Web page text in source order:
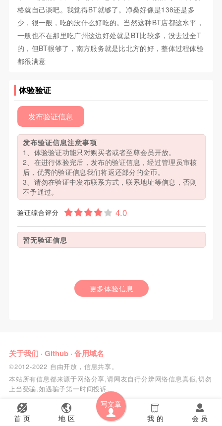
首 页 地 区
写文章
会 员
我 的
格就自己谈吧。我觉得BT就够了。净桑好像是138还是多
少，很一般，吃的没什么好吃的。当然这种BT店都这水平，
一般也不在那里吃广州这边好处就是BT比较多，没去过全T
的，但BT很够了，南方服务就是比北方的好，整体过程体验
都很满意
体验验证
发布验证信息
发布验证信息注意事项
1、体验验证功能只对购买者或者至尊会员开放。
2、在进行体验完后，发布的验证信息，经过管理员审核
后，优秀的验证信息我们将返还部分的金币。
3、请勿在验证中发布联系方式，联系地址等信息，否则
不予通过。
验证综合评分
暂无验证信息
更多体验信息
关于我们 · Github· 备用域名
©2012-2022 自由开放，信息共享。
本站所有信息都来源于网络分享,请网友自行分辨网络信息真假,切勿
上当受骗,如遇骗子第一时间投诉.